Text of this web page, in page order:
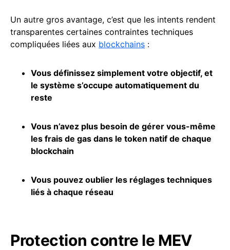
Un autre gros avantage, c’est que les intents rendent
transparentes certaines contraintes techniques
compliquées liées aux blockchains :
Vous définissez simplement votre objectif, et
le système s’occupe automatiquement du
reste
Vous n’avez plus besoin de gérer vous-même
les frais de gas dans le token natif de chaque
blockchain
Vous pouvez oublier les réglages techniques
liés à chaque réseau
Protection contre le MEV